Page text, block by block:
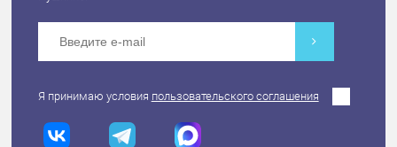
Я принимаю условия пользовательского соглашения